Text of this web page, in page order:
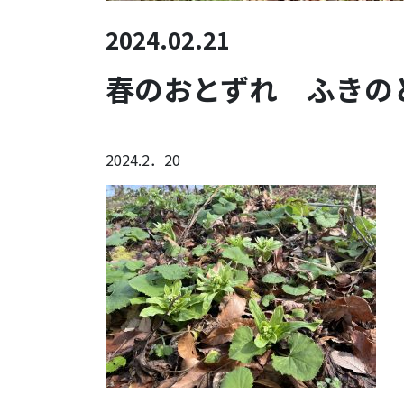
2024.02.21
春のおとずれ ふきの
2024.2．20